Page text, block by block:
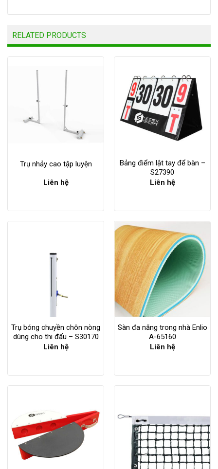
RELATED PRODUCTS
Trụ nhảy cao tập luyện
Liên hệ
Bảng điểm lật tay để bàn –
S27390
Liên hệ
Trụ bóng chuyền chôn nòng
dùng cho thi đấu – S30170
Liên hệ
Sàn đa năng trong nhà Enlio
A-65160
Liên hệ